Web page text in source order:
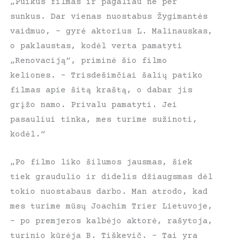
„Puikus filmas ir pagaliau ne per
sunkus. Dar vienas nuostabus Žygimantės
vaidmuo, – gyrė aktorius L. Malinauskas,
o paklaustas, kodėl verta pamatyti
„Renovaciją“, priminė šio filmo
keliones. – Trisdešimčiai šalių patiko
filmas apie šitą kraštą, o dabar jis
grįžo namo. Privalu pamatyti. Jei
pasauliui tinka, mes turime sužinoti,
kodėl.“
„Po filmo liko šilumos jausmas, šiek
tiek graudulio ir didelis džiaugsmas dėl
tokio nuostabaus darbo. Man atrodo, kad
mes turime mūsų Joachim Trier Lietuvoje,
– po premjeros kalbėjo aktorė, rašytoja,
turinio kūrėja B. Tiškevič. – Tai yra